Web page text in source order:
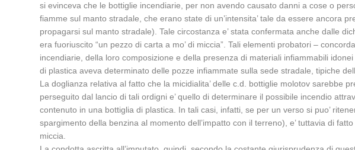
si evinceva che le bottiglie incendiarie, per non avendo causato danni a cose o
fiamme sul manto stradale, che erano state di un’intensita’ tale da essere ancora
propagarsi sul manto stradale). Tale circostanza e’ stata confermata anche dalle
era fuoriuscito “un pezzo di carta a mo’ di miccia”. Tali elementi probatori –
incendiarie, della loro composizione e della presenza di materiali infiammabili
di plastica aveva determinato delle pozze infiammate sulla sede stradale, tipiche
La doglianza relativa al fatto che la micidialita’ delle c.d. bottiglie molotov sarebbe
perseguito dal lancio di tali ordigni e’ quello di determinare il possibile incendio
contenuto in una bottiglia di plastica. In tali casi, infatti, se per un verso si puo’
spargimento della benzina al momento dell’impatto con il terreno), e’ tuttavia di
miccia.